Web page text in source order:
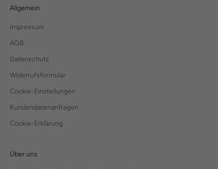
Allgemein
Impressum
AGB
Datenschutz
Widerrufsformular
Cookie-Einstellungen
Kundendatenanfragen
Cookie-Erklärung
Über uns